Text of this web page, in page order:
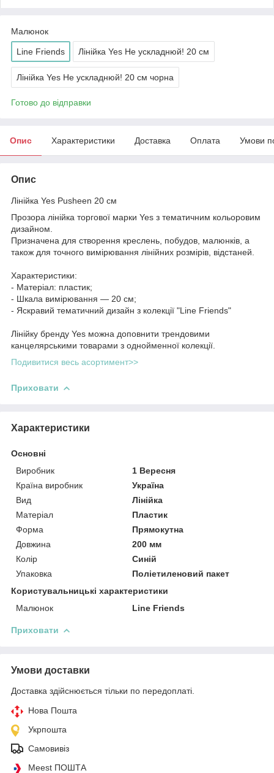
Малюнок
Line Friends Лінійка Yes Не ускладнюй! 20 см
Лінійка Yes Не ускладнюй! 20 см чорна
Готово до відправки
Опис Характеристики Доставка Оплата Умови
Опис
Лінійка Yes Pusheen 20 см
Прозора лінійка торгової марки Yes з тематичним кольоровим
дизайном.
Призначена для створення креслень, побудов, малюнків, а
також для точного вимірювання лінійних розмірів, відстаней.
Характеристики:
- Матеріал: пластик;
- Шкала вимірювання — 20 см;
- Яскравий тематичний дизайн з колекції "Line Friends"
Лінійку бренду Yes можна доповнити трендовими
канцелярськими товарами з однойменної колекції.
Подивитися весь асортимент>>
Приховати
Характеристики
Основні
Виробник
1 Вересня
Країна виробник
Україна
Вид
Лінійка
Матеріал
Пластик
Форма
Прямокутна
Довжина
200 мм
Колір
Синій
Упаковка
Поліетиленовий пакет
Користувальницькі характеристики
Малюнок
Line Friends
Приховати
Умови доставки
Доставка здійснюється тільки по передоплаті.
Нова Пошта
Укрпошта
Самовивіз
Meest ПОШТА